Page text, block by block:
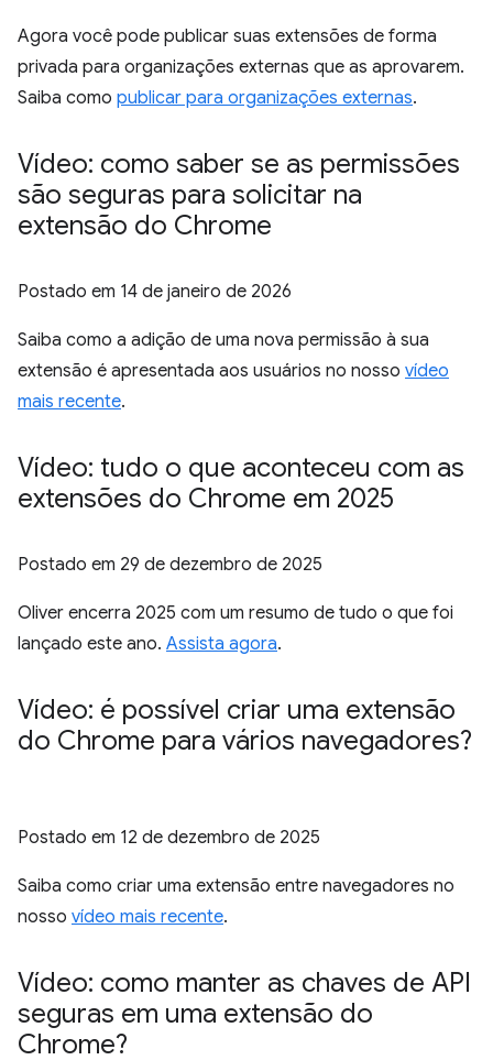
Agora você pode publicar suas extensões de forma
privada para organizações externas que as aprovarem.
Saiba como publicar para organizações externas.
Vídeo: como saber se as permissões
são seguras para solicitar na
extensão do Chrome
Postado em 14 de janeiro de 2026
Saiba como a adição de uma nova permissão à sua
extensão é apresentada aos usuários no nosso vídeo
mais recente.
Vídeo: tudo o que aconteceu com as
extensões do Chrome em 2025
Postado em 29 de dezembro de 2025
Oliver encerra 2025 com um resumo de tudo o que foi
lançado este ano. Assista agora.
Vídeo: é possível criar uma extensão
do Chrome para vários navegadores?
Postado em 12 de dezembro de 2025
Saiba como criar uma extensão entre navegadores no
nosso vídeo mais recente.
Vídeo: como manter as chaves de API
seguras em uma extensão do
Chrome?